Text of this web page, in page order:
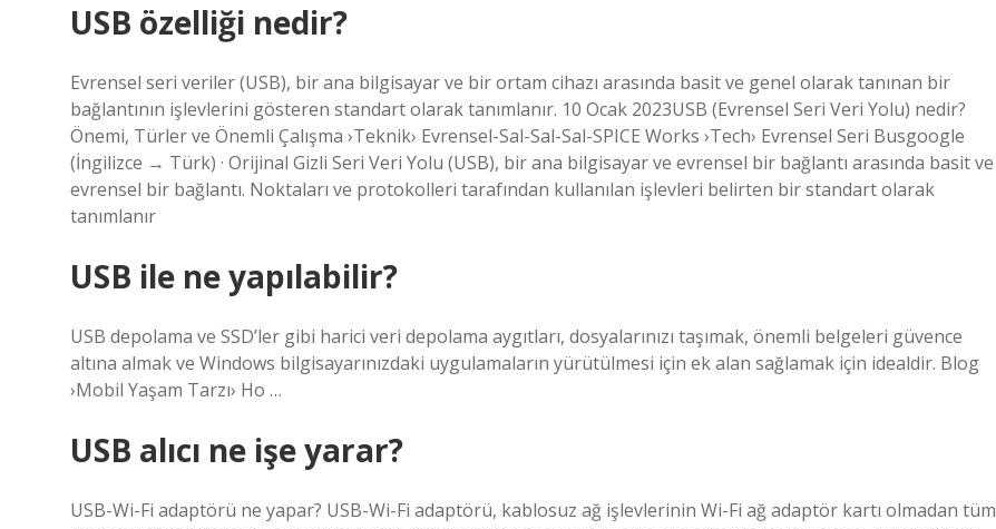
USB özelliği nedir?
Evrensel seri veriler (USB), bir ana bilgisayar ve bir ortam cihazı arasında basit ve genel olarak tanınan bir
bağlantının işlevlerini gösteren standart olarak tanımlanır. 10 Ocak 2023USB (Evrensel Seri Veri Yolu) nedir?
Önemi, Türler ve Önemli Çalışma ›Teknik› Evrensel-Sal-Sal-Sal-SPICE Works ›Tech› Evrensel Seri Busgoogle
(İngilizce → Türk) · Orijinal Gizli Seri Veri Yolu (USB), bir ana bilgisayar ve evrensel bir bağlantı arasında basit ve
evrensel bir bağlantı. Noktaları ve protokolleri tarafından kullanılan işlevleri belirten bir standart olarak
tanımlanır
USB ile ne yapılabilir?
USB depolama ve SSD’ler gibi harici veri depolama aygıtları, dosyalarınızı taşımak, önemli belgeleri güvence
altına almak ve Windows bilgisayarınızdaki uygulamaların yürütülmesi için ek alan sağlamak için idealdir. Blog
›Mobil Yaşam Tarzı› Ho …
USB alıcı ne işe yarar?
USB-Wi-Fi adaptörü ne yapar? USB-Wi-Fi adaptörü, kablosuz ağ işlevlerinin Wi-Fi ağ adaptör kartı olmadan tüm